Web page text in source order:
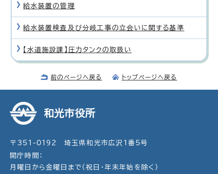
給水装置の管理
給水装置検査及び分岐工事の立会いに関する基準
【水道施設課】圧力タンクの取扱い
前のページへ戻る トップページへ戻る
和光市役所
〒351-0192 埼玉県和光市広沢1番5号
開庁時間：
月曜日から金曜日まで（祝日・年末年始を除く）